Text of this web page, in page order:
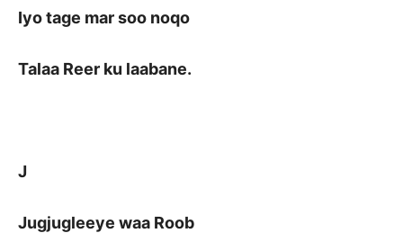
Iyo tage mar soo noqo
Talaa Reer ku laabane.
J
Jugjugleeye waa Roob